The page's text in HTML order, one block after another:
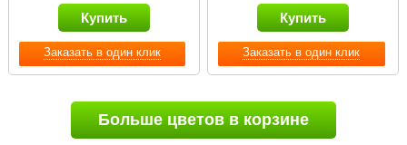
Заказать в один клик
Купить
Заказать в один клик
Купить
Больше цветов в корзине